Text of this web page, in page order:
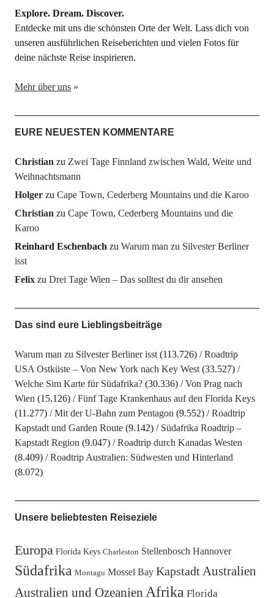
Explore. Dream. Discover.
Entdecke mit uns die schönsten Orte der Welt. Lass dich von
unseren ausführlichen Reiseberichten und vielen Fotos für
deine nächste Reise inspirieren.
Mehr über uns»
EURE NEUESTEN KOMMENTARE
Christian zu Zwei Tage Finnland zwischen Wald, Weite und
Weihnachtsmann
Holgerzu Cape Town, Cederberg Mountains und die Karoo
Christian zu Cape Town, Cederberg Mountains und die
Karoo
Reinhard Eschenbach zu Warum man zu Silvester Berliner
isst
Felixzu Drei Tage Wien – Das solltest du dir ansehen
Das sind eure Lieblingsbeiträge
Warum man zu Silvester Berliner isst (113.726)
Roadtrip
USA Ostküste – Von New York nach Key West (33.527)
Welche Sim Karte für Südafrika? (30.336)
Von Prag nach
Wien (15.126)
Fünf Tage Krankenhaus auf den Florida Keys
(11.277)
Mit der U-Bahn zum Pentagon (9.552)
Roadtrip
Kapstadt und Garden Route (9.142)
Südafrika Roadtrip –
Kapstadt Region (9.047)
Roadtrip durch Kanadas Westen
(8.409)
Roadtrip Australien: Südwesten und Hinterland
(8.072)
Unsere beliebtesten Reiseziele
Europa Florida Keys Charleston Stellenbosch Hannover
Südafrika Montagu Mossel Bay Kapstadt Australien
Australien und Ozeanien Afrika Florida